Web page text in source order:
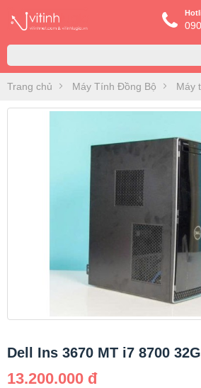
Trang chủ Máy Tính Đồng Bộ Máy
Dell Ins 3670 MT i7 8700
13.200.000 đ